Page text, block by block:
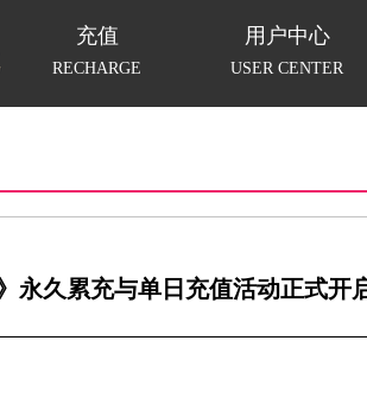
充值
RECHARGE
用户中心
USER CENTER
永久累充与单日充值活动正式开